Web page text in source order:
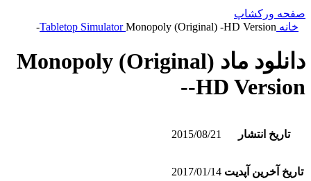
صفحه ورکشاپ
خانه
Tabletop SimulatorMonopoly (Original) -HD Version-
دانلود ماد Monopoly (Original)
-HD Version-
تاریخ انتشار 2015/08/21
تاریخ آخرین آپدیت 2017/01/14